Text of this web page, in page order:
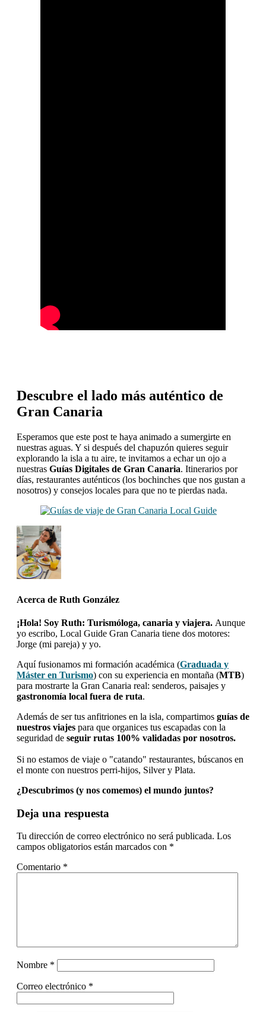
Descubre el lado más auténtico de
Gran Canaria
Esperamos que este post te haya animado a sumergirte en
nuestras aguas. Y si después del chapuzón quieres seguir
explorando la isla a tu aire, te invitamos a echar un ojo a
nuestras Guías Digitales de Gran Canaria. Itinerarios por
días, restaurantes auténticos (los bochinches que nos gustan a
nosotros) y consejos locales para que no te pierdas nada.
Acerca de Ruth González
¡Hola! Soy Ruth: Turismóloga, canaria y viajera. Aunque
yo escribo, Local Guide Gran Canaria tiene dos motores:
Jorge (mi pareja) y yo.
Aquí fusionamos mi formación académica (Graduada y
Máster en Turismo) con su experiencia en montaña (MTB)
para mostrarte la Gran Canaria real: senderos, paisajes y
gastronomía local fuera de ruta.
Además de ser tus anfitriones en la isla, compartimos guías de
nuestros viajes para que organices tus escapadas con la
seguridad de seguir rutas 100% validadas por nosotros.
Si no estamos de viaje o "catando" restaurantes, búscanos en
el monte con nuestros perri-hijos, Silver y Plata.
¿Descubrimos (y nos comemos) el mundo juntos?
Interacciones
los
lectores
Deja una respuesta
Tu dirección de correo electrónico no será publicada. Los
campos obligatorios están marcados con *
Comentario *
Nombre *
Correo electrónico *